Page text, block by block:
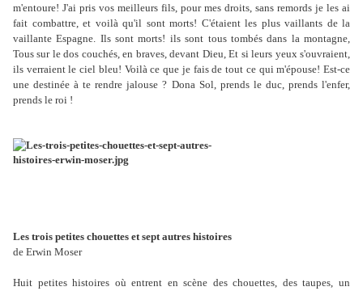
m'entoure! J'ai pris vos meilleurs fils, pour mes droits, sans remords je les ai
fait combattre, et voilà qu'il sont morts! C'étaient les plus vaillants de la
vaillante Espagne. Ils sont morts! ils sont tous tombés dans la montagne,
Tous sur le dos couchés, en braves, devant Dieu, Et si leurs yeux s'ouvraient,
ils verraient le ciel bleu! Voilà ce que je fais de tout ce qui m'épouse! Est-ce
une destinée à te rendre jalouse ? Dona Sol, prends le duc, prends l'enfer,
prends le roi !
Les trois petites chouettes et sept autres histoires
de Erwin Moser
Huit petites histoires où entrent en scène des chouettes, des taupes, un